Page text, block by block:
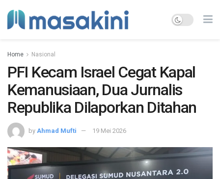
Home Nasional
PFI Kecam Israel Cegat Kapal
Kemanusiaan, Dua Jurnalis
Republika Dilaporkan Ditahan
by Ahmad Mufti 19 Mei 2026